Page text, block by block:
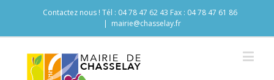
Contactez nous ! Tél : 04 78 47 62 43 Fax : 04 78 47 61 86
| mairie@chasselay.fr